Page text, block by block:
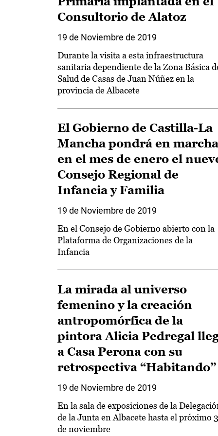
Consultorio de Alatoz
19 de Noviembre de 2019
Durante la visita a esta infraestructura
sanitaria dependiente de la Zona Básica
Salud de Casas de Juan Núñez en la
provincia de Albacete
El Gobierno de Castilla-La
Mancha pondrá en marcha
en el mes de enero el
Consejo Regional de
Infancia y Familia
19 de Noviembre de 2019
En el Consejo de Gobierno abierto con la
Plataforma de Organizaciones de la
Infancia
La mirada al universo
femenino y la creación
antropomórfica de la
pintora Alicia Pedregal
a Casa Perona con su
retrospectiva “Habitando”
19 de Noviembre de 2019
En la sala de exposiciones de la
de la Junta en Albacete hasta el próximo
de noviembre